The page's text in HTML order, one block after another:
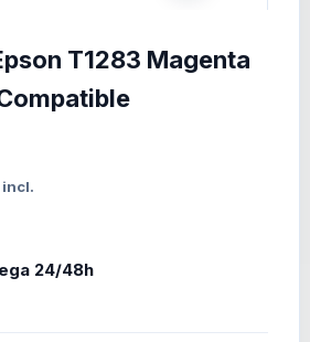
T1283 Magenta
incl.
24/48h